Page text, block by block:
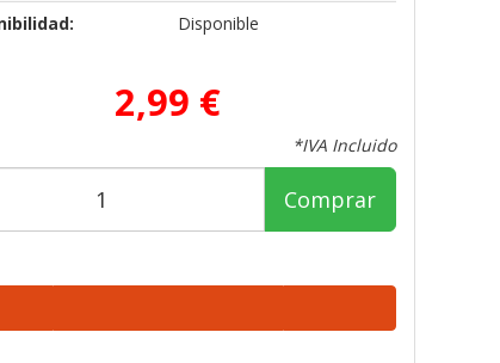
Disponible
2,99 €
*IVA Incluido
Comprar